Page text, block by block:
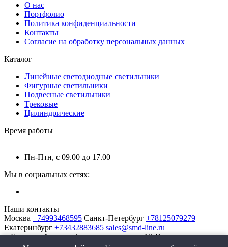
О нас
Портфолио
Политика конфиденциальности
Контакты
Согласие на обработку персональных данных
Каталог
Линейные светодиодные светильники
Фигурные светильники
Подвесные светильники
Трековые
Цилиндрические
Время работы
Пн-Птн, с 09.00 до 17.00
Мы в социальных сетях:
Наши контакты
Москва +74993468595 Санкт-Петербург +78125079279
Екатеринбург +73432883685 sales@smd-line.ru
г. Екатеринбург, ул. Автомагистральная 10-В